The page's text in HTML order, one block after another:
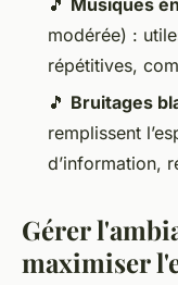
🎵 Musiques
modérée) :
répétitives,
🎵 Bruitages
remplissent
d’information,
Gérer
maximiser